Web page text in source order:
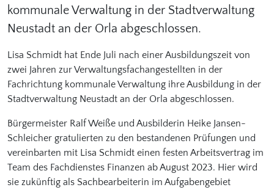
kommunale Verwaltung in der Stadtverwaltung
Neustadt an der Orla abgeschlossen.
Lisa Schmidt hat Ende Juli nach einer Ausbildungszeit von
zwei Jahren zur Verwaltungsfachangestellten in der
Fachrichtung kommunale Verwaltung ihre Ausbildung in der
Stadtverwaltung Neustadt an der Orla abgeschlossen.
Bürgermeister Ralf Weiße und Ausbilderin Heike Jansen-
Schleicher gratulierten zu den bestandenen Prüfungen und
vereinbarten mit Lisa Schmidt einen festen Arbeitsvertrag im
Team des Fachdienstes Finanzen ab August 2023. Hier wird
sie zukünftig als Sachbearbeiterin im Aufgabengebiet